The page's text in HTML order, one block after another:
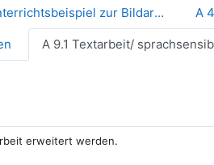
A 3.1. Unterrichtsbeispiel zur Bildarbeit im GW-Unterricht
erweitert werden.